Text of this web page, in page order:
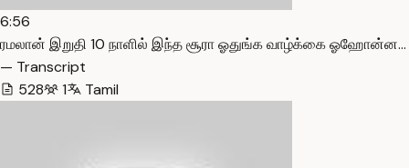
6:56
ரமலான் இறுதி 10 நாளில் இந்த சூரா ஓதுங்க வாழ்க்கை ஓஹோன்ன…
— Transcript
528
1 Tamil